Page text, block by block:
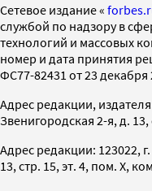
Cетевое издание «
службой по надзору в
технологий и массовых
номер и дата принятия
ФС77-82431 от 23 декабря
Адрес редакции,
Звенигородская 2-я, д. 13,
Адрес редакции: 123022,
13, стр. 15, эт. 4, пом. X,